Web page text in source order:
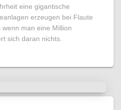
eine gigantische
erzeugen bei Flaute
man eine Million
sich daran nichts.